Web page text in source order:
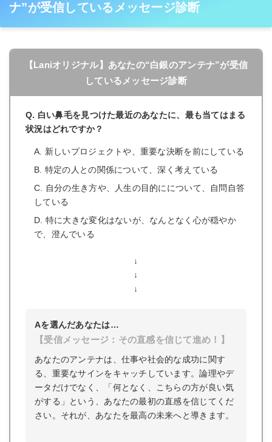
ナ”が受信しているメッセージ診断
【Laniオリジナル】あなたの“白銀のアンテナ”が受信
しているメッセージ診断
Q. 白い鼻毛を見つけた最近のあなたに、最も当てはまる
状況はどれですか？
A. 新しいプロジェクトや、重要な決断を前にしている
B. 特定の人との関係について、深く考えている
C. 自分の生き方や、人生の目的にについて、自問自答
している
D. 特に大きな変化はないが、なんとなく心が穏やか
で、澄んでいる
↓
↓
↓
Aを選んだあなたは…
【受信メッセージ：その直感を信じて進め！】
あなたのアンテナは、仕事や社会的な成功に関す
る、重要なサインをキャッチしています。論理やデ
ータだけでなく、「何となく、こちらの方が良い気
がする」という、あなたの最初の直感を信じてくだ
さい。それが、あなたを最高の未来へと導きます。